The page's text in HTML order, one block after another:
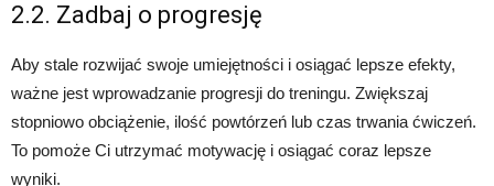
2.2. Zadbaj o progresję
Aby stale rozwijać swoje umiejętności i osiągać lepsze efekty,
ważne jest wprowadzanie progresji do treningu. Zwiększaj
stopniowo obciążenie, ilość powtórzeń lub czas trwania ćwiczeń.
To pomoże Ci utrzymać motywację i osiągać coraz lepsze
wyniki.